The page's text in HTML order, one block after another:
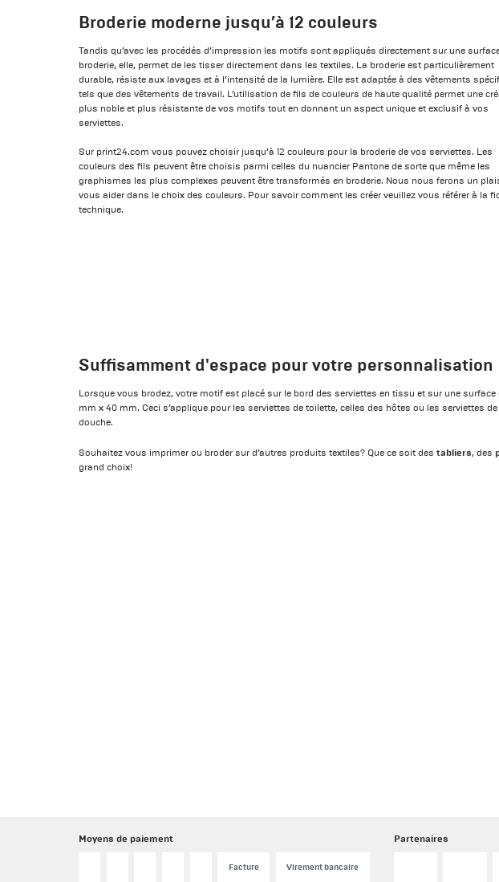
Broderie moderne jusqu’à 12 couleurs
Tandis qu’avec les procédés d’impression les motifs sont appliqués directement sur une
broderie, elle, permet de les tisser directement dans les textiles. La broderie est particulièrement
durable, résiste aux lavages et à l’intensité de la lumière. Elle est adaptée à des vêtements
tels que des vêtements de travail. L’utilisation de fils de couleurs de haute qualité permet une
plus noble et plus résistante de vos motifs tout en donnant un aspect unique et exclusif à vos
serviettes.
Sur print24.com vous pouvez choisir jusqu’à 12 couleurs pour la broderie de vos serviettes. Les
couleurs des fils peuvent être choisis parmi celles du nuancier Pantone de sorte que même les
graphismes les plus complexes peuvent être transformés en broderie. Nous nous ferons un
vous aider dans le choix des couleurs. Pour savoir comment les créer veuillez vous référer à la
technique.
Suffisamment d'espace pour votre personnalisation
Lorsque vous brodez, votre motif est placé sur le bord des serviettes en tissu et sur une surface
mm x 40 mm. Ceci s’applique pour les serviettes de toilette, celles des hôtes ou les serviettes de
douche.
Souhaitez vous imprimer ou broder sur d’autres produits textiles? Que ce soit destabliers, des
grand choix!
Moyens de paiement
Facture Virement bancaire
Partenaires